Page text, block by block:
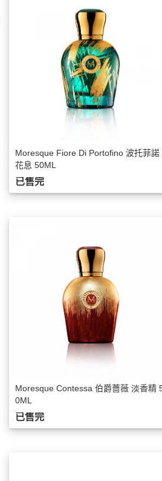
Molinard 慕蓮那之香
Moresque Parfum 莫拉斯科
Chrono Flow 時序集
Impression Note 印象筆
CR7 Cristiano Ronaldo
Dali 瘋狂達利
Dali haute 達利香萃大師
Daligramme collection
K3
Lalique
Lamborghini 藍寶堅尼
Les Nereides 蕾娜海
Luciano Soprani Solo
安妮香水
Marina de Bourbon 瑪
Moresque Fiore Di Portofino 波托菲諾
花息 50ML
已售完
Moresque Contessa 伯爵薔薇 淡香精
0ML
已售完